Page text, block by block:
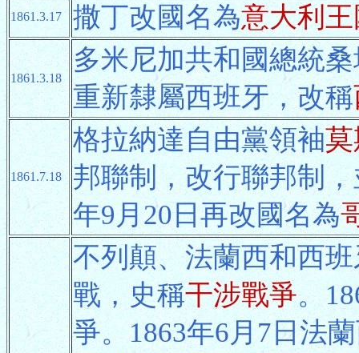
1861.3.17 撒丁改國名為意大利
1861.3.18
多米尼加共和國總統
重新隸屬西班牙，改稱
1861.7.18
格拉納達自由黨領袖
邦聯制，改行聯邦制
年9月20日再改國名為
不列顛、法蘭西和西
戰，史稱干涉戰爭。
爭。1863年6月7日法